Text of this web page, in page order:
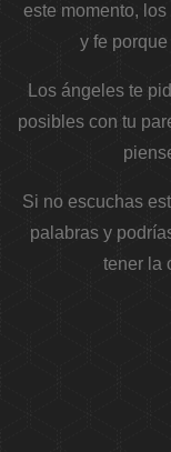
este momento,
y fe
Los ángeles te
posibles con tu
Si no escuchas
palabras y
tener la